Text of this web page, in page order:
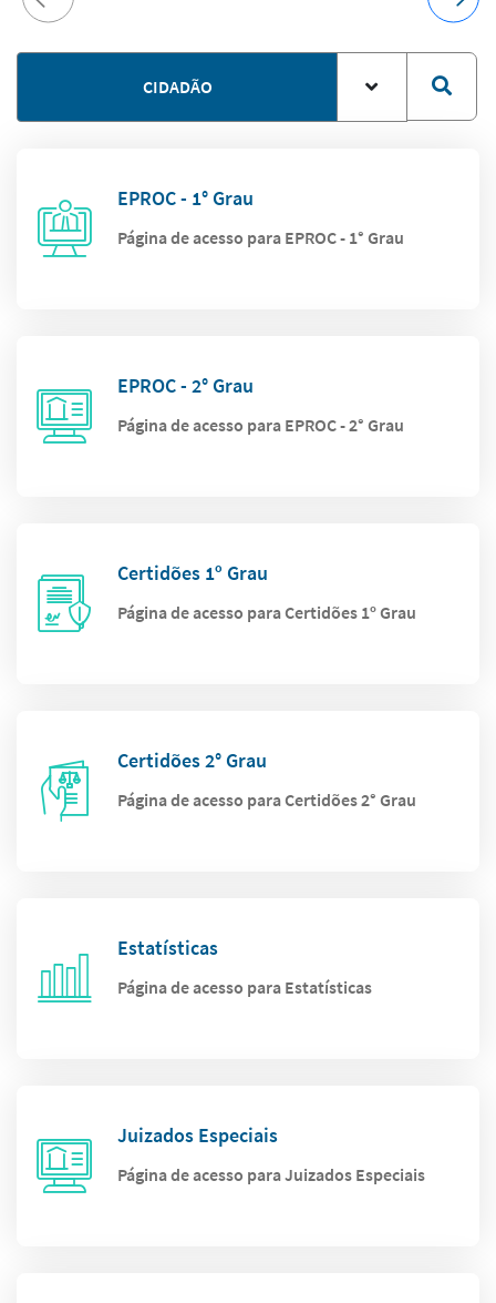
CIDADÃO
EPROC - 1° Grau
Página de acesso para EPROC - 1° Grau
EPROC - 2° Grau
Página de acesso para EPROC - 2° Grau
Certidões 1º Grau
Página de acesso para Certidões 1º Grau
Certidões 2° Grau
Página de acesso para Certidões 2° Grau
Estatísticas
Página de acesso para Estatísticas
Juizados Especiais
Página de acesso para Juizados Especiais